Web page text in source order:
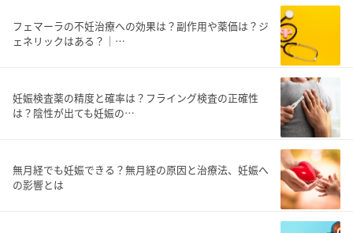
フェマーラの不妊治療への効果は？副作用や薬価は？ジ
ェネリックはある？｜…
妊娠検査薬の精度と確率は？フライング検査の正確性
は？陰性が出ても妊娠の…
無月経でも妊娠できる？無月経の原因と治療法、妊娠へ
の影響とは